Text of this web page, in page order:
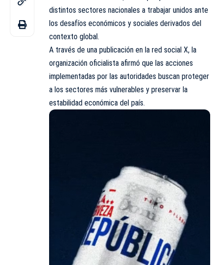
distintos sectores nacionales a trabajar unidos ante
los desafíos económicos y sociales derivados del
contexto global.
A través de una publicación en la red social X, la
organización oficialista afirmó que las acciones
implementadas por las autoridades buscan proteger
a los sectores más vulnerables y preservar la
estabilidad económica del país.